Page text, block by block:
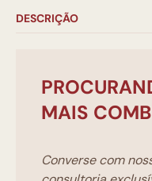
DESCRIÇÃO
MAIS
Converse com